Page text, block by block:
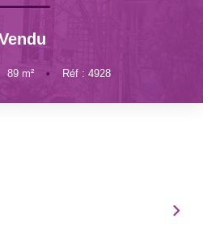
VENDUS
89 m² • Réf : 4928